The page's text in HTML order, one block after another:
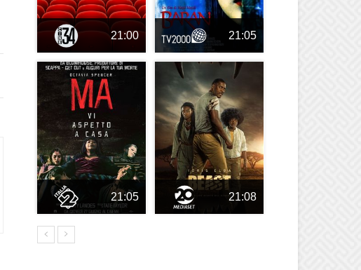
21:00 21:05
21:05 21:08